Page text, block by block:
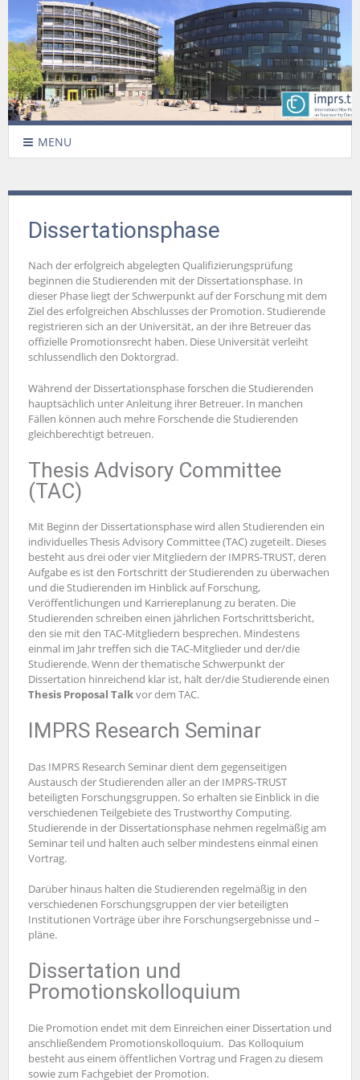
MENU
Dissertationsphase
Nach der erfolgreich abgelegten Qualifizierungsprüfung
beginnen die Studierenden mit der Dissertationsphase. In
dieser Phase liegt der Schwerpunkt auf der Forschung mit dem
Ziel des erfolgreichen Abschlusses der Promotion. Studierende
registrieren sich an der Universität, an der ihre Betreuer das
offizielle Promotionsrecht haben. Diese Universität verleiht
schlussendlich den Doktorgrad.
Während der Dissertationsphase forschen die Studierenden
hauptsächlich unter Anleitung ihrer Betreuer. In manchen
Fällen können auch mehre Forschende die Studierenden
gleichberechtigt betreuen.
Thesis Advisory Committee
(TAC)
Mit Beginn der Dissertationsphase wird allen Studierenden ein
individuelles Thesis Advisory Committee (TAC) zugeteilt. Dieses
besteht aus drei oder vier Mitgliedern der IMPRS-TRUST, deren
Aufgabe es ist den Fortschritt der Studierenden zu überwachen
und die Studierenden im Hinblick auf Forschung,
Veröffentlichungen und Karriereplanung zu beraten. Die
Studierenden schreiben einen jährlichen Fortschrittsbericht,
den sie mit den TAC-Mitgliedern besprechen. Mindestens
einmal im Jahr treffen sich die TAC-Mitglieder und der/die
Studierende. Wenn der thematische Schwerpunkt der
Dissertation hinreichend klar ist, hält der/die Studierende einen
Thesis Proposal Talkvor dem TAC.
IMPRS Research Seminar
Das IMPRS Research Seminar dient dem gegenseitigen
Austausch der Studierenden aller an der IMPRS-TRUST
beteiligten Forschungsgruppen. So erhalten sie Einblick in die
verschiedenen Teilgebiete des Trustworthy Computing.
Studierende in der Dissertationsphase nehmen regelmäßig am
Seminar teil und halten auch selber mindestens einmal einen
Vortrag.
Darüber hinaus halten die Studierenden regelmäßig in den
verschiedenen Forschungsgruppen der vier beteiligten
Institutionen Vorträge über ihre Forschungsergebnisse und –
pläne.
Dissertation und
Promotionskolloquium
Die Promotion endet mit dem Einreichen einer Dissertation und
anschließendem Promotionskolloquium. Das Kolloquium
besteht aus einem öffentlichen Vortrag und Fragen zu diesem
sowie zum Fachgebiet der Promotion.